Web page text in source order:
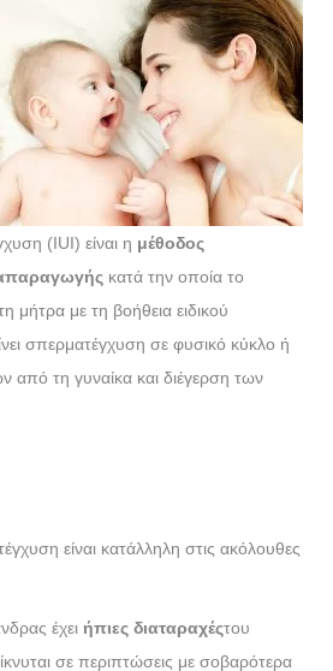
(IUI) είναι η μέθοδος
κατά την οποία το
μήτρα με τη βοήθεια ειδικού
σπερματέγχυση σε φυσικό κύκλο ή
τη γυναίκα και διέγερση των
είναι κατάλληλη στις ακόλουθες
έχει ήπιες διαταραχέςτου
σε περιπτώσεις με σοβαρότερα